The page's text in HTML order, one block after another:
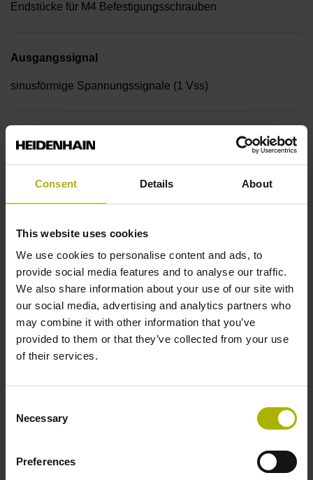
Consent Details About
This website uses cookies
We use cookies to personalise content and ads, to
provide social media features and to analyse our traffic.
We also share information about your use of our site with
our social media, advertising and analytics partners who
may combine it with other information that you’ve
provided to them or that they’ve collected from your use
of their services.
Selection
Necessary
Preferences
Endstücke für M4 Befestigungsschrauben
Ausgangssignal
sinusförmige Spannungssignale (1 Vss)
Referenzmarkenlage
Abstandscodierte Referenzmarken mit Grundabstand 1000
x Teilungsperiode
Weitere Referenzmarken
keine
Spannungsversorgung
5 V (+-10 %)
3,00 m